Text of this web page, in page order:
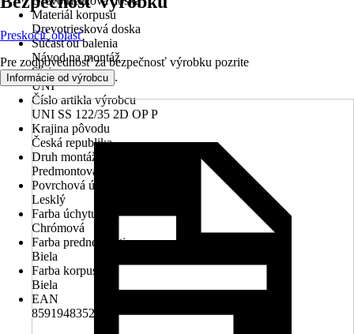
Materiál korpusu
Drevotriesková doska
Súčasťou balenia
Návod na montáž
Séria
UNI
Číslo artikla výrobcu
UNI SS 122/35 2D OP P
Krajina pôvodu
Česká republika
Druh montáže
Predmontovaný
Povrchová úprava rukovätí
Lesklý
Farba úchytu
Chrómová
Farba prednej časti
Biela
Farba korpusu
Biela
EAN
8591948352990
Preskočiť oblasť
Pre zodpovednosť za bezpečnosť výrobku pozrite
Informácie od výrobcu .